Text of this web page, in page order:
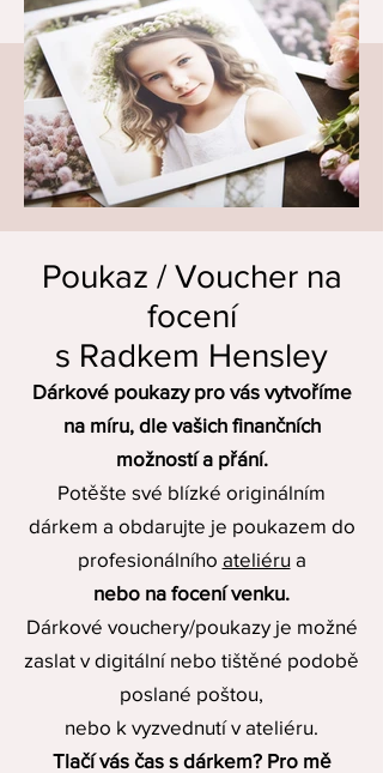
Poukaz / Voucher na
focení
s Radkem Hensley
Dárkové poukazy pro vás vytvoříme
na míru, dle vašich finančních
možností a přání.
Potěšte své blízké originálním
dárkem a obdarujte je poukazem do
profesionálního ateliérua
nebo na focení venku.
Dárkové vouchery/poukazy je možné
zaslat v digitální nebo tištěné podobě
poslané poštou,
nebo k vyzvednutí v ateliéru.
Tlačí vás čas s dárkem? Pro mě